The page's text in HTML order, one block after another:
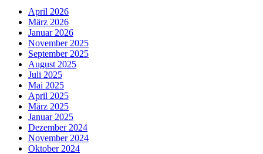
April 2026
März 2026
Januar 2026
November 2025
September 2025
August 2025
Juli 2025
Mai 2025
April 2025
März 2025
Januar 2025
Dezember 2024
November 2024
Oktober 2024